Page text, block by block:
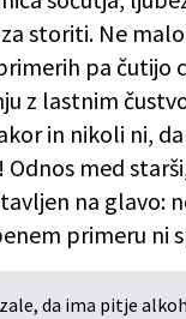
storiti. Ne
pa čutijo
z lastnim
in nikoli ni,
med
na glavo:
primeru ni
da ima pitje